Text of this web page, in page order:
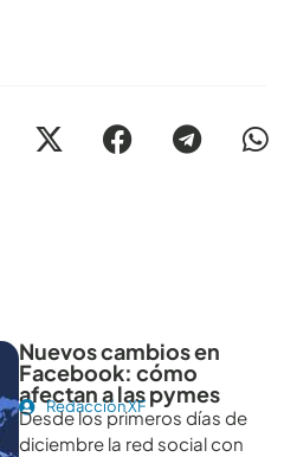
Nuevos cambios en
Facebook: cómo
afectan a las pymes
Redacción XF
Desde los primeros días de
diciembre la red social con